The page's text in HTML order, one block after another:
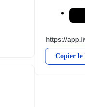
Copier le